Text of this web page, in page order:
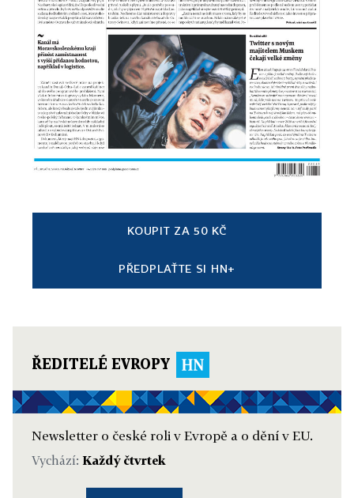
KOUPIT ZA 50 KČ
PŘEDPLAŤTE SI HN+
ŘEDITELÉ EVROPY
Newsletter o české roli v Evropě a o dění v EU.
Vychází: Každý čtvrtek